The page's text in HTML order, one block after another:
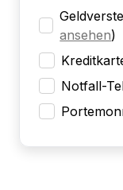
ansehen)
Notfall-